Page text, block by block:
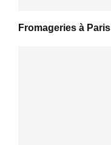
Fromageries à Paris